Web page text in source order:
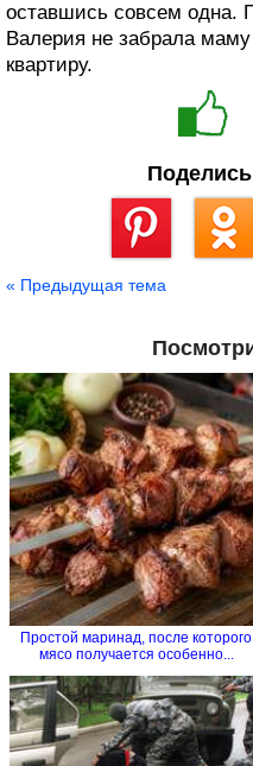
оставшись совсем одна.
Валерия не забрала
квартиру.
« Предыдущая тема
Простой маринад, после которого
мясо получается особенно...